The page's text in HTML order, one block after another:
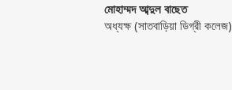
মোহাম্মদ আব্দুল বাছেত
অধ্যক্ষ (সাতবাড়িয়া ডিগ্রী কলেজ)